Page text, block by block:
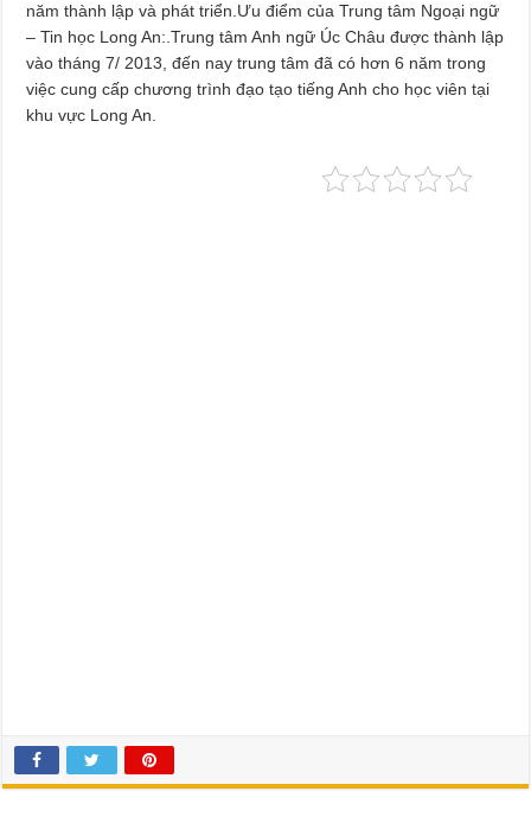
năm thành lập và phát triển.Ưu điểm của Trung tâm Ngoại ngữ
– Tin học Long An:.Trung tâm Anh ngữ Úc Châu được thành lập
vào tháng 7/ 2013, đến nay trung tâm đã có hơn 6 năm trong
việc cung cấp chương trình đạo tạo tiếng Anh cho học viên tại
khu vực Long An.